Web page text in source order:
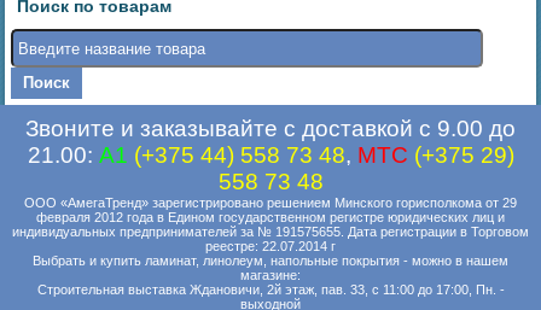
Поиск по товарам
Звоните и заказывайте с доставкой с 9.00 до
21.00: A1 (+375 44) 558 73 48, MTC (+375 29)
558 73 48
ООО «АмегаТренд» зарегистрировано решением Минского горисполкома от 29
февраля 2012 года в Едином государственном регистре юридических лиц и
индивидуальных предпринимателей за № 191575655. Дата регистрации в Торговом
реестре: 22.07.2014 г
Выбрать и купить ламинат, линолеум, напольные покрытия - можно в нашем
магазине:
Строительная выставка Ждановичи, 2й этаж, пав. 33, с 11:00 до 17:00, Пн. -
выходной